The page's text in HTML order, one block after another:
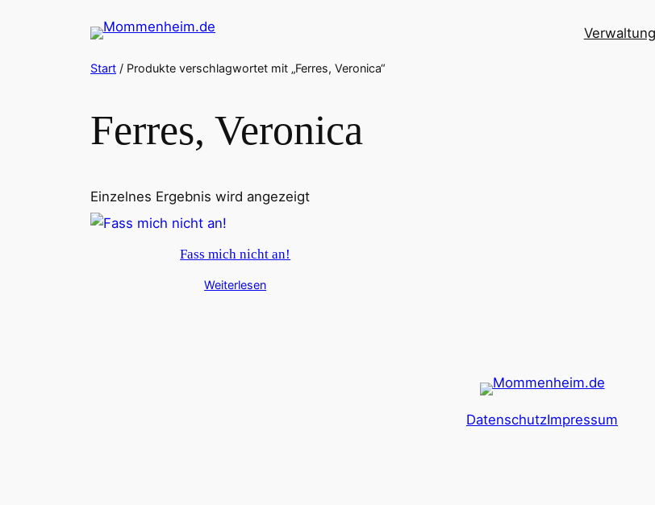
Verwaltung
Start / Produkte verschlagwortet mit „Ferres, Veronica“
Ferres, Veronica
Einzelnes Ergebnis wird angezeigt
Fass mich nicht an!
Weiterlesen
DatenschutzImpressum